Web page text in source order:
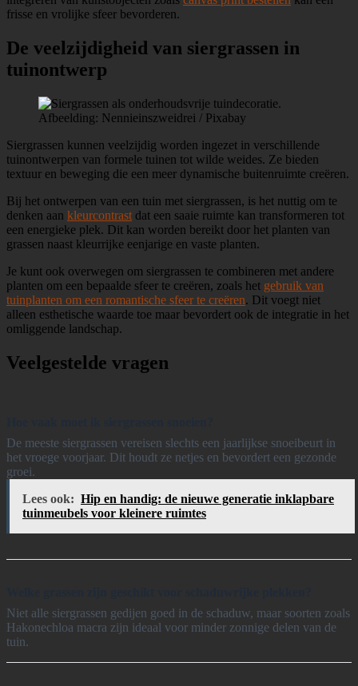
frisse en vrolijke sfeer bevorderen.
De veelzijdigheid van siergrassen in
tuinontwerp
Afbeelding: Nennieinszweidrei / Pixabay
Siergrassen kunnen veelzijdig worden ingezet in verschillende
tuinontwerpen van formele tuinen tot wilde weides. Ze bieden
textuur en beweging die een meer dynamische buitenruimte creëren.
Bij het ontwerpen van een tuin met siergrassen, is het nuttig om te
denken aan kleurcontrast dat een saaie ruimte kan transformeren tot
een energieke plek. Dit kan worden bereikt door het planten van
grassen naast kleurrijke eenjarige en vaste planten.
Je kunt ook overwegen om siergrassen te combineren met andere
planten om een bepaalde sfeer te creëren, zoals het gebruik van
tuinplanten om een romantische sfeer te creëren. Dit voegt niet
alleen esthetische waarde toe maar bevordert ook de integratie in het
omliggende landschap.
Veelgestelde vragen
De meeste siergrassen vereisen slechts een jaarlijkse snoeibeurt in
het vroege voorjaar. Dit houdt ze netjes en bevordert een gezonde
groei.
Lees ook: Hip en handig: de nieuwe generatie inklapbare
tuinmeubels voor kleinere ruimtes
Niet alle siergrassen gedijen goed in de schaduw, maar soorten zoals
Hakonechloa macra zijn ideaal voor minder zonnige delen van de
tuin.